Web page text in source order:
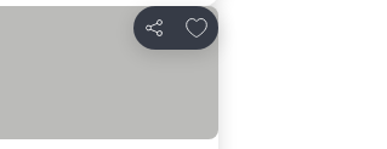
Partilhar
Adicionar aos favoritos